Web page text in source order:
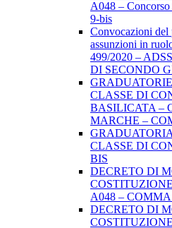
A048 –
9-bis
Convocazioni del
assunzioni in
499/2020 –
DI SECONDO
CLASSE DI
BASILICATA –
MARCHE –
CLASSE DI
BIS
DECRETO DI
A048 – COMMA
DECRETO DI